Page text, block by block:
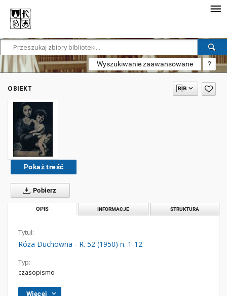
Wyszukiwanie zaawansowane ?
OBIEKT
Pokaż treść
Pobierz
OPIS INFORMACJE STRUKTURA
Tytuł:
Róża Duchowna - R. 52 (1950) n. 1-12
Typ:
czasopismo
Więcej